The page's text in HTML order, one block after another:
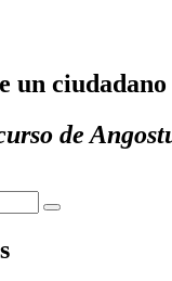
un
de